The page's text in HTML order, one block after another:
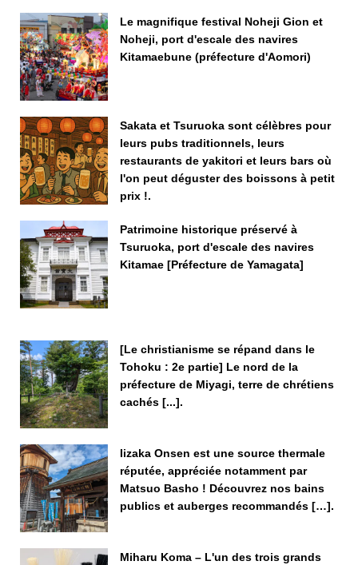
Le magnifique festival Noheji Gion et
Noheji, port d'escale des navires
Kitamaebune (préfecture d'Aomori)
Sakata et Tsuruoka sont célèbres pour
leurs pubs traditionnels, leurs
restaurants de yakitori et leurs bars où
l'on peut déguster des boissons à petit
prix !.
Patrimoine historique préservé à
Tsuruoka, port d'escale des navires
Kitamae [Préfecture de Yamagata]
[Le christianisme se répand dans le
Tohoku : 2e partie] Le nord de la
préfecture de Miyagi, terre de chrétiens
cachés [...].
Iizaka Onsen est une source thermale
réputée, appréciée notamment par
Matsuo Basho ! Découvrez nos bains
publics et auberges recommandés […].
Miharu Koma – L'un des trois grands